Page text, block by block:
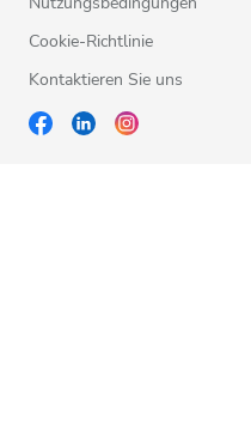
Cookie-Richtlinie
Kontaktieren Sie uns